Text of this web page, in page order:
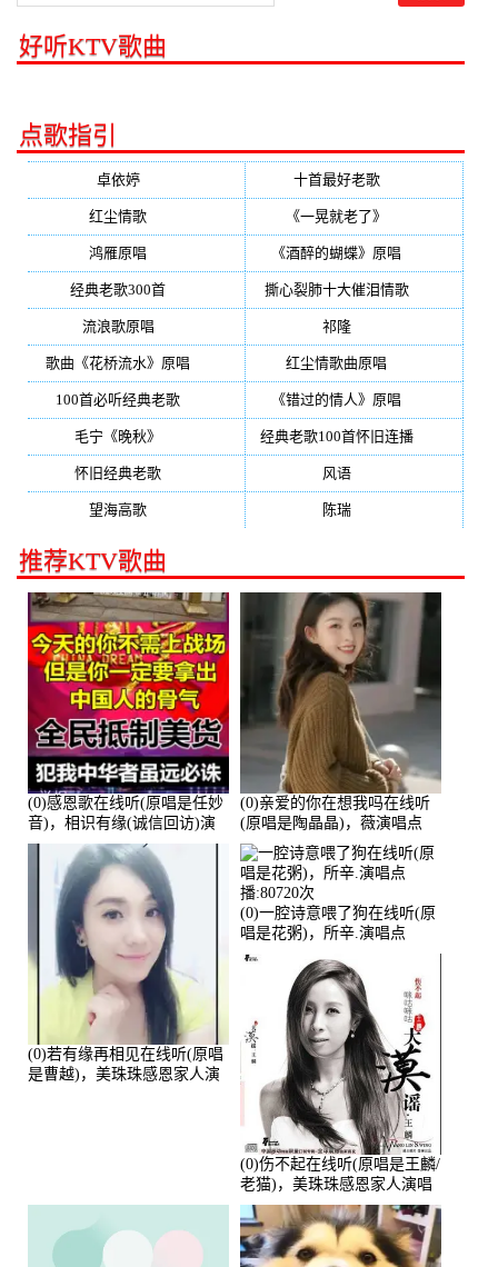
好听KTV歌曲
点歌指引
卓依婷(350) 十首最好老歌(300)
红尘情歌 《一晃就老了》
鸿雁原唱 《酒醉的蝴蝶》原唱
经典老歌300首 撕心裂肺十大催泪情歌(195)
流浪歌原唱 祁隆(188)
歌曲《花桥流水》原唱 红尘情歌曲原唱
100首必听经典老歌 《错过的情人》原唱
毛宁《晚秋》 经典老歌100首怀旧连播(134)
怀旧经典老歌 风语(132)
望海高歌 陈瑞(128)
推荐KTV歌曲
(0)感恩歌在线听(原唱是任妙
音)，相识有缘(诚信回访)演
唱点播:161288次
(0)亲爱的你在想我吗在线听
(原唱是陶晶晶)，薇演唱点
播:159722次
(0)若有缘再相见在线听(原唱
是曹越)，美珠珠感恩家人演
(0)一腔诗意喂了狗在线听(原
唱是花粥)，所辛.演唱点
播:80720次
(0)伤不起在线听(原唱是王麟/
老猫)，美珠珠感恩家人演唱
点播:80218次